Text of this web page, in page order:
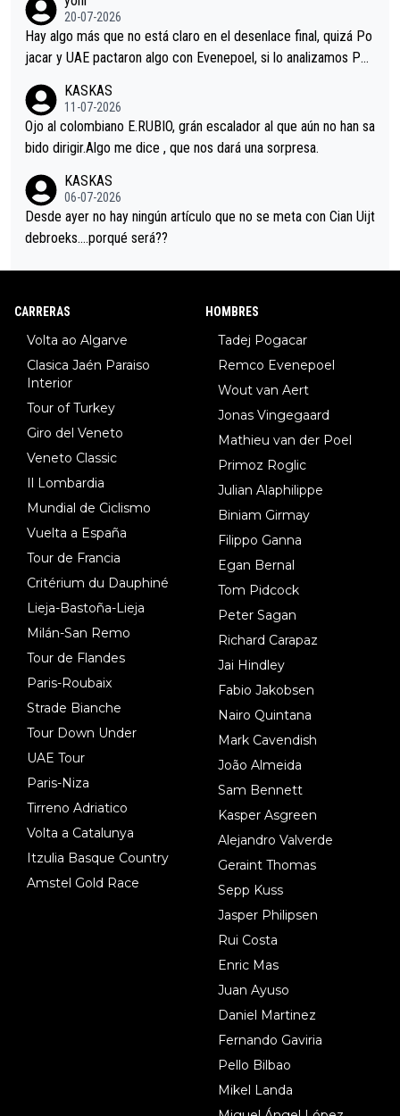
permaneció pegado a su rueda. Parecía increíble la forma en l
a que era capaz de controlar el miedo", recordó."
20-07-2026
Hay algo más que no está claro en el desenlace final, quizá Po
jacar y UAE pactaron algo con Evenepoel, si lo analizamos Poj
i sin pedalear, luego está el saludo con Evenepoel dándose la
mano de una manera muy fraternal, más allá de los típicos toqu
es en el hombro con que saludaba a Vingegard. Ahí hubo una in
eta, a ver si por querer poner a Del Toro con calzador en posi
ción de podio UAE y Pojacar se van complicar el tour.
KASKAS
11-07-2026
Ojo al colombiano E.RUBIO, grán escalador al que aún no han sa
bido dirigir.Algo me dice , que nos dará una sorpresa.
KASKAS
06-07-2026
Desde ayer no hay ningún artículo que no se meta con Cian Uijt
debroeks….porqué será??
CARRERAS
Volta ao Algarve
Clasica Jaén Paraiso
Interior
Tour of Turkey
Giro del Veneto
Veneto Classic
Il Lombardia
Mundial de Ciclismo
Vuelta a España
Tour de Francia
Critérium du Dauphiné
Lieja-Bastoña-Lieja
Milán-San Remo
Tour de Flandes
Paris-Roubaix
Strade Bianche
Tour Down Under
UAE Tour
Paris-Niza
Tirreno Adriatico
Volta a Catalunya
Itzulia Basque Country
Amstel Gold Race
HOMBRES
Tadej Pogacar
Remco Evenepoel
Wout van Aert
Jonas Vingegaard
Mathieu van der Poel
Primoz Roglic
Julian Alaphilippe
Biniam Girmay
Filippo Ganna
Egan Bernal
Tom Pidcock
Peter Sagan
Richard Carapaz
Jai Hindley
Fabio Jakobsen
Nairo Quintana
Mark Cavendish
João Almeida
Sam Bennett
Kasper Asgreen
Alejandro Valverde
Geraint Thomas
Sepp Kuss
Jasper Philipsen
Rui Costa
Enric Mas
Juan Ayuso
Daniel Martinez
Fernando Gaviria
Pello Bilbao
Mikel Landa